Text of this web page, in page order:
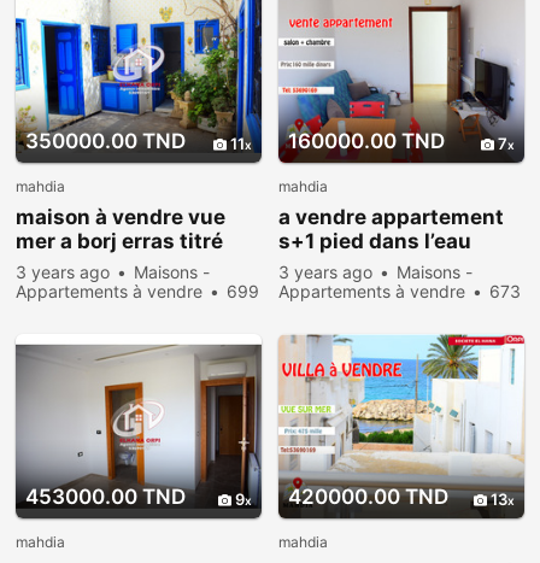
350000.00 TND 11
mahdia
maison à vendre vue
mer a borj erras titré
3 years ago
Maisons -
Appartements à vendre
699
160000.00 TND 7
mahdia
a vendre appartement
s+1 pied dans l’eau
3 years ago
Maisons -
Appartements à vendre
673
453000.00 TND 9
mahdia
420000.00 TND 13
mahdia